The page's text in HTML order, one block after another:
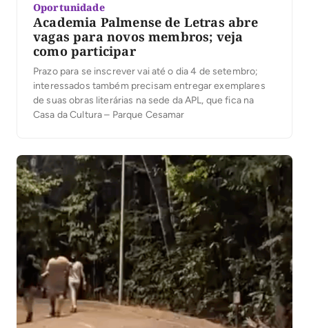
Oportunidade
Academia Palmense de Letras abre
vagas para novos membros; veja
como participar
Prazo para se inscrever vai até o dia 4 de setembro;
interessados também precisam entregar exemplares
de suas obras literárias na sede da APL, que fica na
Casa da Cultura – Parque Cesamar